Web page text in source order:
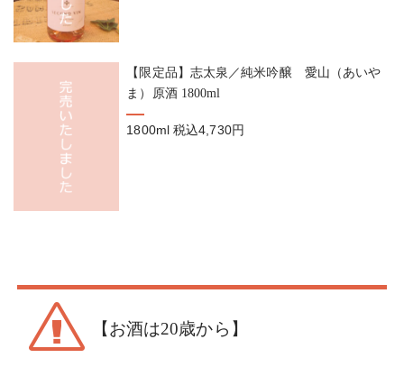
【限定品】志太泉／純米吟醸 愛山（あいや
ま）原酒 1800ml
1800ml税込4,730円
【お酒は20歳から】